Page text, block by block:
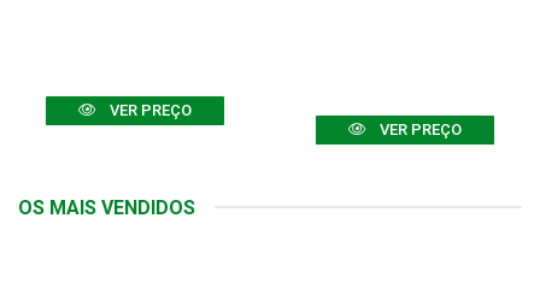
VER PREÇO
VER PREÇO
OS MAIS VENDIDOS